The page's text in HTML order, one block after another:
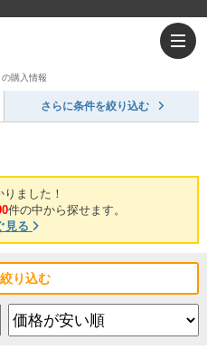
購入情報
さらに条件を絞り込む
りました！
件の中から探せます。
見る
り込む